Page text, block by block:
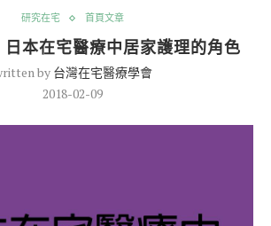
研究在宅 首頁文章
日本在宅醫療中居家護理的角色
by 台灣在宅醫療學會
2018-02-09